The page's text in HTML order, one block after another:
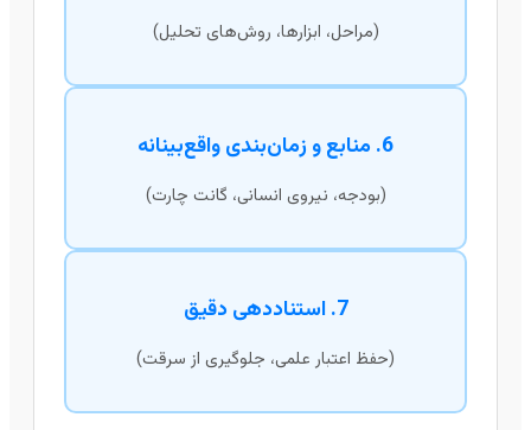
(مراحل، ابزارها، روش‌های تحلیل)
6. منابع و زمان‌بندی واقع‌بینانه
(بودجه، نیروی انسانی، گانت چارت)
7. استناددهی دقیق
(حفظ اعتبار علمی، جلوگیری از سرقت)